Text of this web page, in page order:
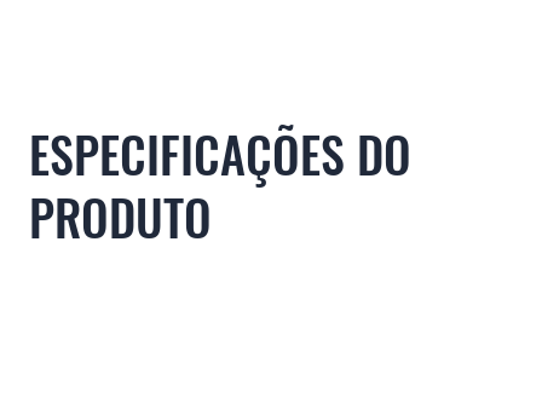
ESPECIFICAÇÕES DO
PRODUTO